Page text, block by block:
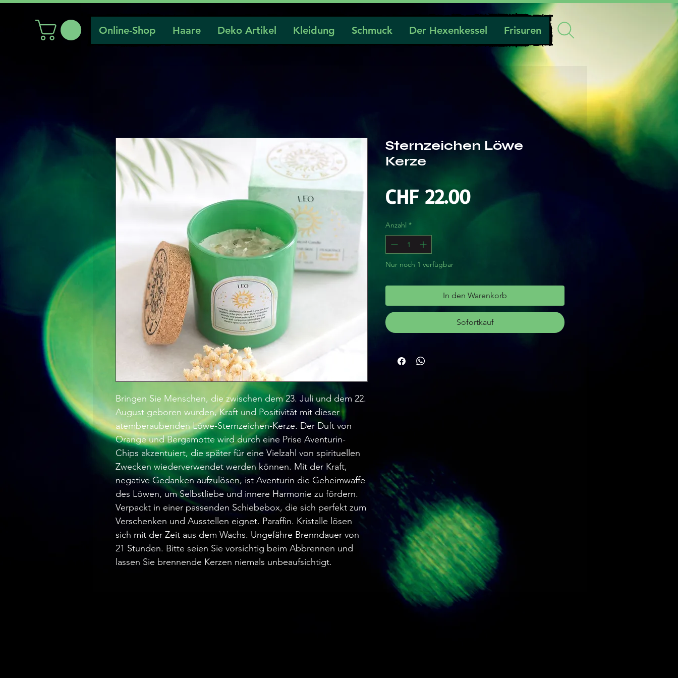
Online-Shop Haare Deko Artikel Kleidung Schmuck Der Hexenkessel Frisuren
Bringen Sie Menschen, die zwischen dem 23. Juli und dem 22.
August geboren wurden, Kraft und Positivität mit dieser
atemberaubenden Löwe-Sternzeichen-Kerze. Der Duft von
Orange und Bergamotte wird durch eine Prise Aventurin-
Chips akzentuiert, die später für eine Vielzahl von spirituellen
Zwecken wiederverwendet werden können. Mit der Kraft,
negative Gedanken aufzulösen, ist Aventurin die Geheimwaffe
des Löwen, um Selbstliebe und innere Harmonie zu fördern.
Verpackt in einer passenden Schiebebox, die sich perfekt zum
Verschenken und Ausstellen eignet. Paraffin. Kristalle lösen
sich mit der Zeit aus dem Wachs. Ungefähre Brenndauer von
21 Stunden. Bitte seien Sie vorsichtig beim Abbrennen und
lassen Sie brennende Kerzen niemals unbeaufsichtigt.
Sternzeichen Löwe
Kerze
CHF 22.00Preis
Anzahl *
Nur noch 1 verfügbar
In den Warenkorb
Sofortkauf